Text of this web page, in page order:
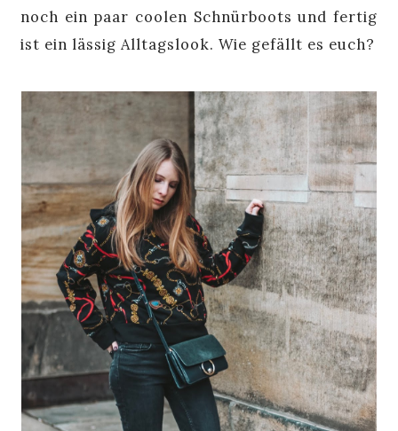
noch ein paar coolen Schnürboots und fertig
ist ein lässig Alltagslook. Wie gefällt es euch?